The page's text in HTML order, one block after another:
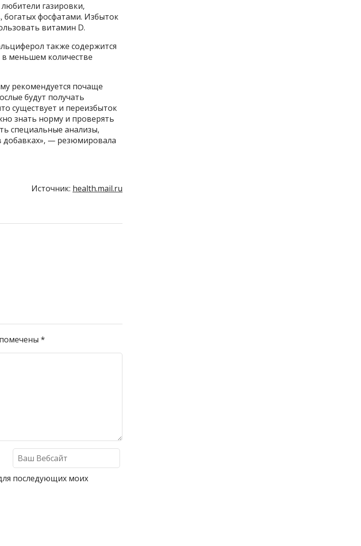
газировки,
богатых фосфатами. Избыток
витамин D.
также содержится
в меньшем количестве
рекомендуется почаще
будут получать
существует и переизбыток
знать норму и проверять
специальные анализы,
добавках», — резюмировала
Источник: health.mail.ru
*
последующих моих